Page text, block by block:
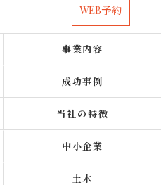
WEB予約
事業内容
成功事例
当社の特徴
中小企業
土木